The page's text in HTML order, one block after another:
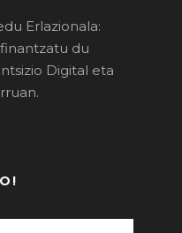
Erlazionala:
du
Digital eta